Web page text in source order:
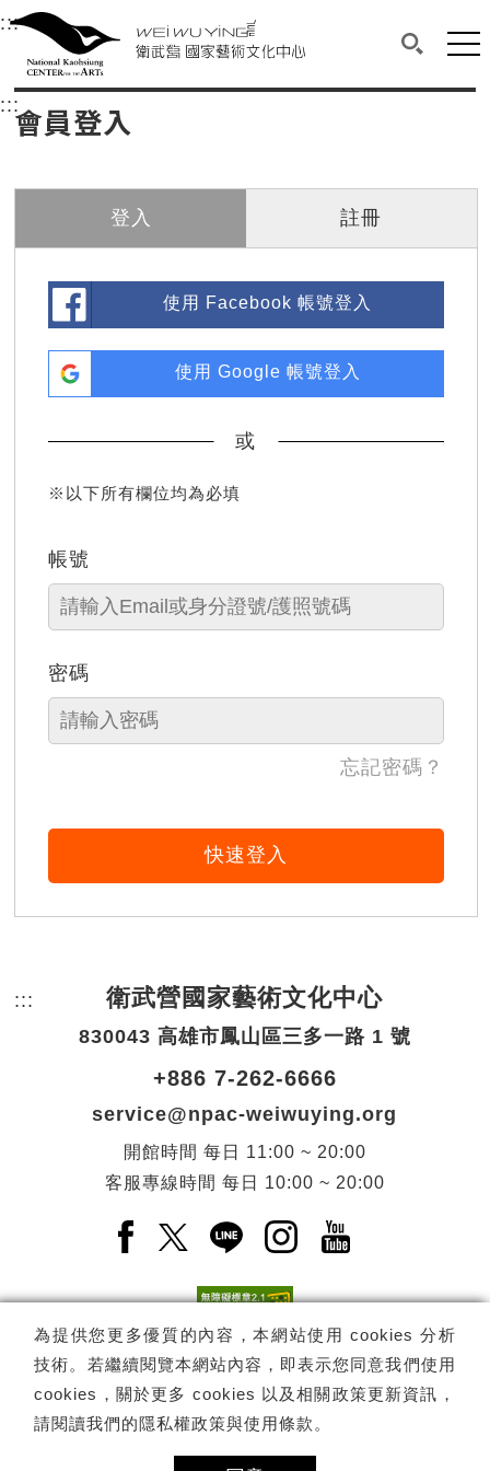
衛武營國家藝術文化中心
中央內容區塊，為本頁主要內容區。
:::選單連結區塊，此區塊列有本網站主要連結。
衛武營國家藝術文化中心
搜尋(開
網
::: 中央內容區塊，為本頁主要內容區。
會員登入
登入 註冊
使用 Facebook 帳號登入
使用 Google 帳號登入
或
※以下所有欄位均為必填
帳號
密碼
忘記密碼？
快速登入
為提供您更多優質的內容，本網站使用 cookies 分析
技術。若繼續閱覽本網站內容，即表示您同意我們使用
cookies，關於更多 cookies 以及相關政策更新資訊，
請閱讀我們的隱私權政策與使用條款 。
::: 頁尾網站資訊。
衛武營國家藝術文化中心
830043 高雄市鳳山區三多一路 1 號
+886 7-262-6666
service@npac-weiwuying.org
開館時間 每日
11:00 ~ 20:00
客服專線時間 每日 10:00 ~ 20:00
Facebook(另開新視窗)
X(另開新視窗)
LINE(另開新視窗)
Instagram(另開新視
YouTube(另開
電子報訂閱 訂閱
Copyright © 國家表演藝術中心 -衛武營國家藝術文化中心